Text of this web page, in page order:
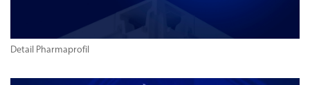
Detail Pharmaprofil